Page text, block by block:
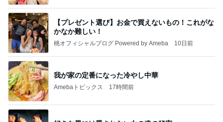
【プレゼント選び】お金で買えないもの！これがな
かなか難しい！
桃オフィシャルブログ Powered by Ameba 10日前
我が家の定番になった冷やし中華
Amebaトピックス 17時間前